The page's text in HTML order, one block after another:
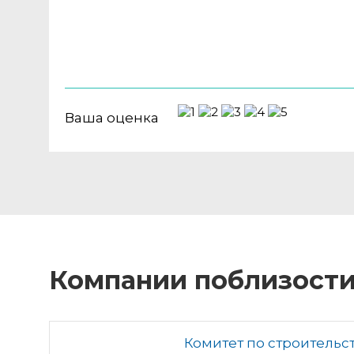
Ваша оценка
Компании поблизости
Комитет по